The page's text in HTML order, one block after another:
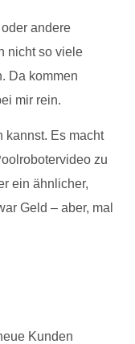
andere
nicht so viele
Da kommen
mir rein.
kannst. Es macht
zu
ein ähnlicher,
Geld – aber, mal
Kunden